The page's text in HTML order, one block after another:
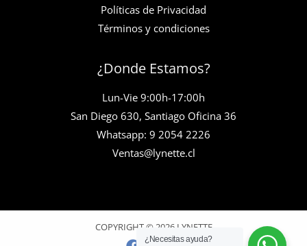
Políticas de Privacidad
Términos y condiciones
¿Donde Estamos?
Lun-Vie 9:00h-17:00h
San Diego 630, Santiago Oficina 36
Whatsapp: 9 2054 2226
Ventas@lynette.cl
COPYRIGHT © 2026 LYNETTE
¿Necesitas ayuda?